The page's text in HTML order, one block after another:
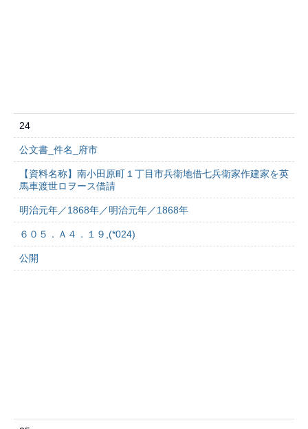
24
公文書_件名_府市
【資料名称】南小田原町１丁目市兵衛地借七兵衛家作建家を英
馬車渡世ロヲース借請
明治元年／1868年／明治元年／1868年
６０５．Ａ４．１９,(*024)
公開